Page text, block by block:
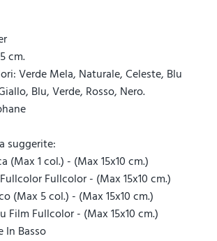
cm.
Verde Mela, Naturale, Celeste, Blu
Blu, Verde, Rosso, Nero.
suggerite:
(Max 1 col.) - (Max 15x10 cm.)
Fullcolor - (Max 15x10 cm.)
(Max 5 col.) - (Max 15x10 cm.)
Film Fullcolor - (Max 15x10 cm.)
In Basso